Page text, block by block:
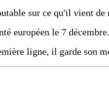
sur ce qu'il vient de
européen le 7
ligne, il garde son